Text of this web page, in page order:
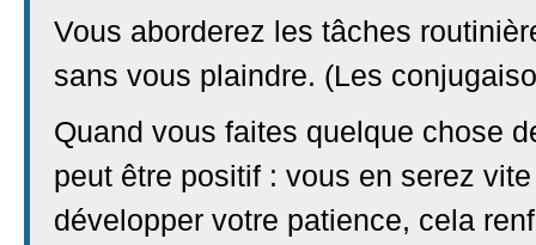
Vous aborderez les tâches
sans vous plaindre. (Les
Quand vous faites quelque chose
peut être positif : vous en serez
développer votre patience, cela